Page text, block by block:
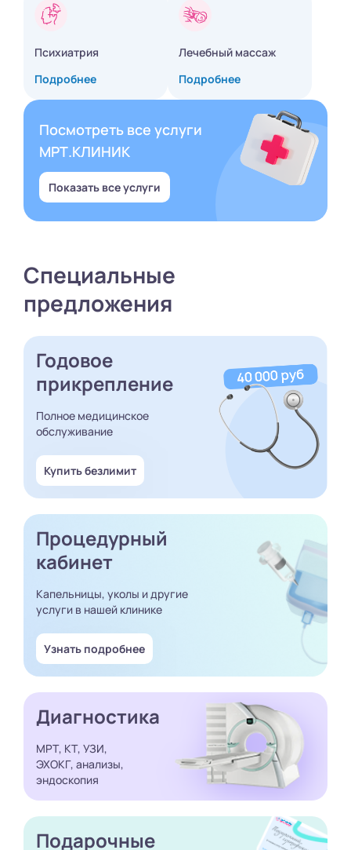
Психиатрия
Подробнее
Лечебный массаж
Подробнее
Посмотреть все услуги
МРТ.КЛИНИК
Показать все услуги
Специальные
предложения
Годовое
прикрепление
Полное медицинское
обслуживание
Купить безлимит
Процедурный
кабинет
Капельницы, уколы и другие
услуги в нашей клинике
Узнать подробнее
Диагностика
МРТ, КТ, УЗИ,
ЭХОКГ, анализы,
эндоскопия
Подарочные